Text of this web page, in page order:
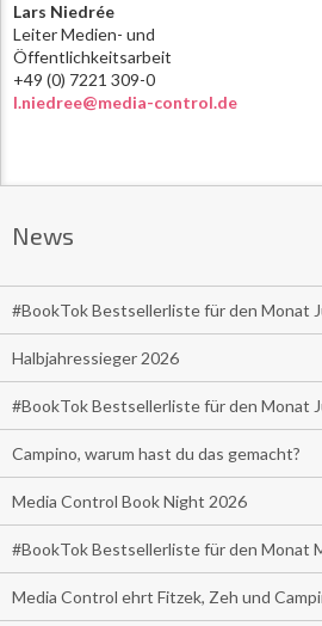
Lars Niedrée
Leiter Medien- und
Öffentlichkeitsarbeit
+49 (0) 7221 309-0
l.niedree@media-control.de
News
#BookTok Bestsellerliste für den Monat
Halbjahressieger 2026
#BookTok Bestsellerliste für den Monat
Campino, warum hast du das gemacht?
Media Control Book Night 2026
#BookTok Bestsellerliste für den Monat
Media Control ehrt Fitzek, Zeh und